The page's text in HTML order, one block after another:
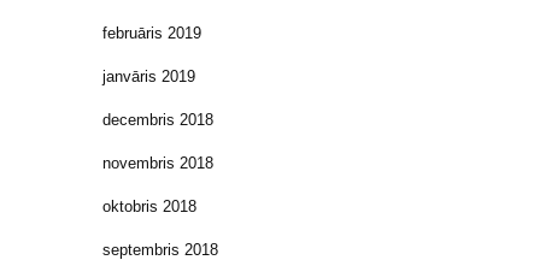
februāris 2019
janvāris 2019
decembris 2018
novembris 2018
oktobris 2018
septembris 2018